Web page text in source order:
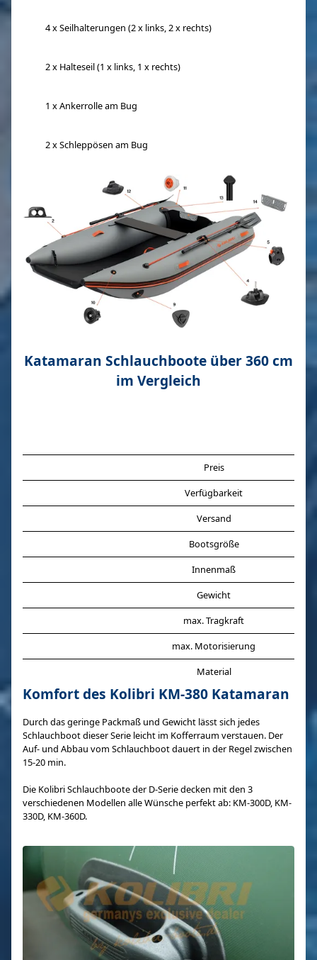
4 x Seilhalterungen (2 x links, 2 x rechts)
2 x Halteseil (1 x links, 1 x rechts)
1 x Ankerrolle am Bug
2 x Schleppösen am Bug
Katamaran Schlauchboote über 360 cm
im Vergleich
Preis
Verfügbarkeit
Versand
Bootsgröße
Innenmaß
Gewicht
max. Tragkraft
max. Motorisierung
Material
Komfort des Kolibri KM-380 Katamaran
Durch das geringe Packmaß und Gewicht lässt sich jedes
Schlauchboot dieser Serie leicht im Kofferraum verstauen. Der
Auf- und Abbau vom Schlauchboot dauert in der Regel zwischen
15-20 min.
Die Kolibri Schlauchboote der D-Serie decken mit den 3
verschiedenen Modellen alle Wünsche perfekt ab: KM-300D, KM-
330D, KM-360D.